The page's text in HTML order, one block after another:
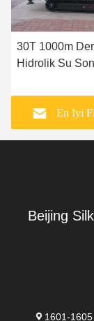
30T 1000m
Hidrolik Su
En İyi
Beijing
1601-1605